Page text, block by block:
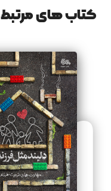
کتاب های مرتبط